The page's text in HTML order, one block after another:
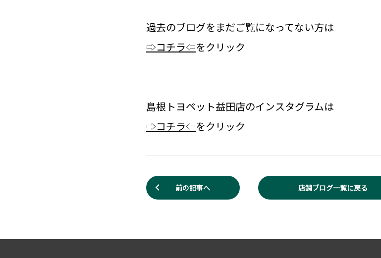
過去のブログをまだご覧になってない方は
⇨コチラ⇦をクリック
島根トヨペット益田店のインスタグラムは
⇨コチラ⇦をクリック
前の記事へ 店舗ブログ一覧に戻る